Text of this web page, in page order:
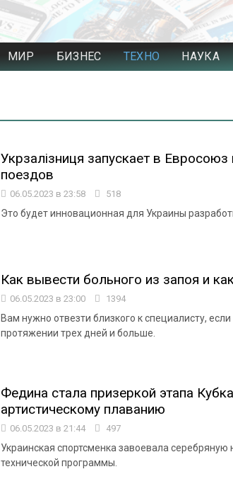
МИР БИЗНЕС ТЕХНО НАУКА
Укрзалізниця запускает в
поездов
06.05.2023 в 23:58 518
Это будет инновационная для Украины
Как вывести больного из запоя и
06.05.2023 в 23:00 1394
Вам нужно отвезти близкого к специалисту,
протяжении трех дней и больше.
Федина стала призеркой этапа
артистическому плаванию
06.05.2023 в 21:44 497
Украинская спортсменка завоевала серебряную
технической программы.